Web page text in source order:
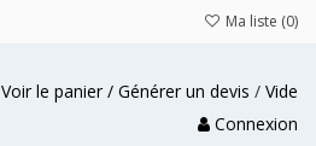
Ma liste (0)
Voir le panier / Générer un devis / Vide
Connexion